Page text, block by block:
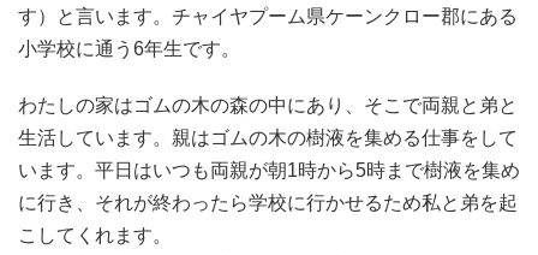
す）と言います。チャイヤプーム県ケーンクロー郡にある
小学校に通う6年生です。
わたしの家はゴムの木の森の中にあり、そこで両親と弟と
生活しています。親はゴムの木の樹液を集める仕事をして
います。平日はいつも両親が朝1時から5時まで樹液を集め
に行き、それが終わったら学校に行かせるため私と弟を起
こしてくれます。